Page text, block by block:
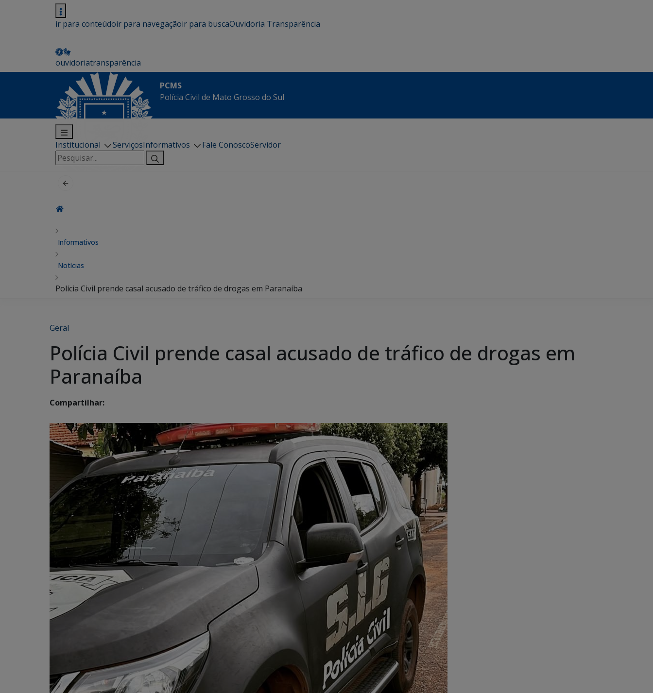
ir para conteúdoir para navegaçãoir para buscaOuvidoria Transparência
ouvidoriatransparência
PCMS
Polícia Civil de Mato Grosso do Sul
Institucional ServiçosInformativos Fale ConoscoServidor
Pesquisar
por:
Informativos
Notícias
Polícia Civil prende casal acusado de tráfico de drogas em Paranaíba
Geral
Polícia Civil prende casal acusado de tráfico de drogas em
Paranaíba
Compartilhar: